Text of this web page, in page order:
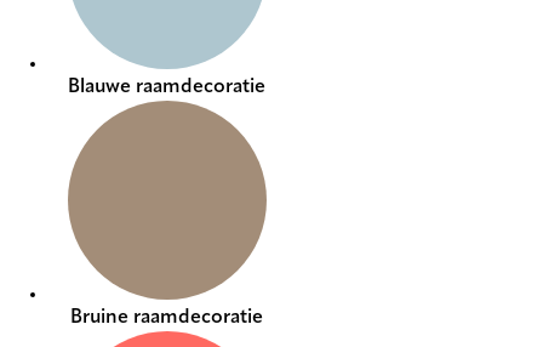
Blauwe raamdecoratie
Bruine raamdecoratie